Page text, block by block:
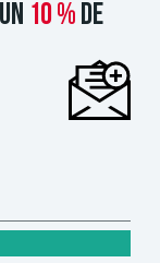
10 % de